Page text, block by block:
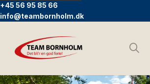
+45 56 95 85 66
info@teambornholm.dk
Suchen